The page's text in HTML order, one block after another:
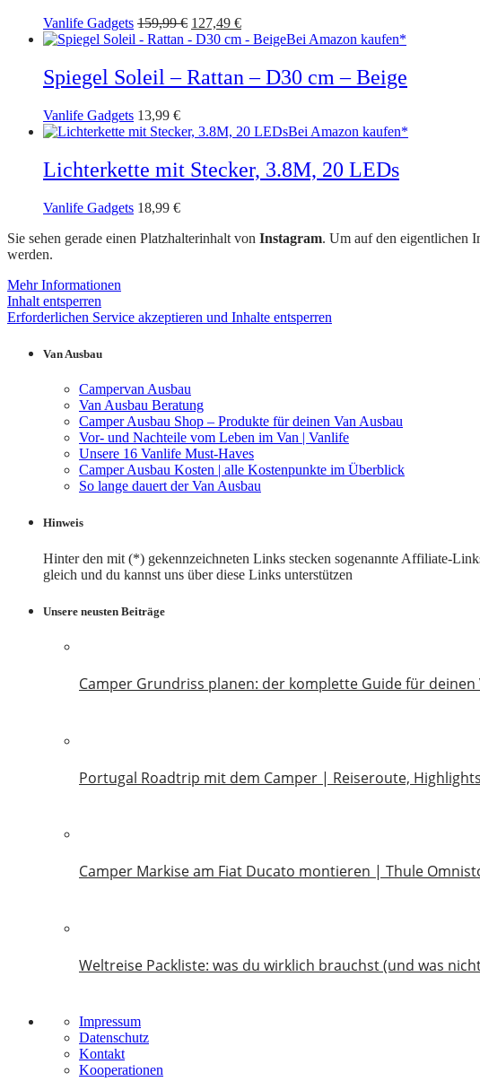
Vanlife Gadgets 159,99€ Ursprünglicher
Preis
159,99 €
127,49 €Aktueller
Preis
127,49 €.
Bei Amazon kaufen*
Spiegel Soleil – Rattan – D30 cm – Beige
Vanlife Gadgets 13,99 €
Bei Amazon kaufen*
Lichterkette mit Stecker, 3.8M, 20 LEDs
Vanlife Gadgets 18,99 €
Sie sehen gerade einen Platzhalterinhalt von Instagram. Um auf den eigentlichen
werden.
Mehr Informationen
Inhalt entsperren
Erforderlichen Service akzeptieren und Inhalte entsperren
Van Ausbau
Campervan Ausbau
Van Ausbau Beratung
Camper Ausbau Shop – Produkte für deinen Van Ausbau
Vor- und Nachteile vom Leben im Van | Vanlife
Unsere 16 Vanlife Must-Haves
Camper Ausbau Kosten | alle Kostenpunkte im Überblick
So lange dauert der Van Ausbau
Hinweis
Hinter den mit (*) gekennzeichneten Links stecken sogenannte Affiliate-
gleich und du kannst uns über diese Links unterstützen
Unsere neusten Beiträge
Camper Grundriss planen: der komplette Guide für deinen
Portugal Roadtrip mit dem Camper | Reiseroute,
Camper Markise am Fiat Ducato montieren | Thule
Weltreise Packliste: was du wirklich brauchst (und was
Impressum
Datenschutz
Kontakt
Kooperationen